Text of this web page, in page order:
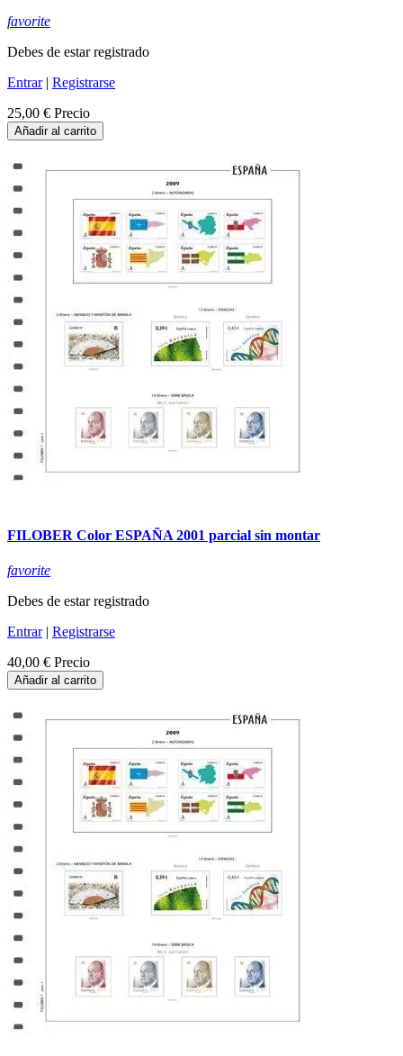
favorite
Debes de estar registrado
Entrar| Registrarse
25,00 € Precio
Añadir al carrito
FILOBER Color ESPAÑA 2001 parcial sin montar
favorite
Debes de estar registrado
Entrar| Registrarse
40,00 € Precio
Añadir al carrito